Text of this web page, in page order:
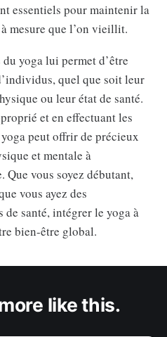
essentiels pour maintenir la
mesure que l’on vieillit.
yoga lui permet d’être
quel que soit leur
ou leur état de santé.
et en effectuant les
peut offrir de précieux
et mentale à
vous soyez débutant,
vous ayez des
santé, intégrer le yoga à
bien-être global.
like this.